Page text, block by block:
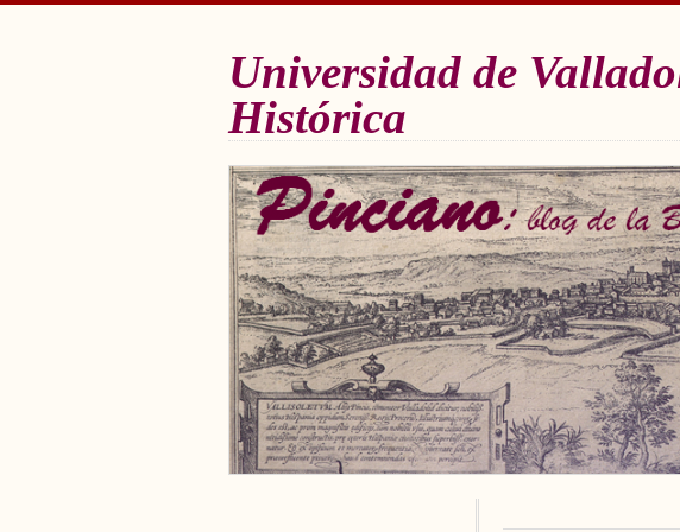
Universidad de
Histórica